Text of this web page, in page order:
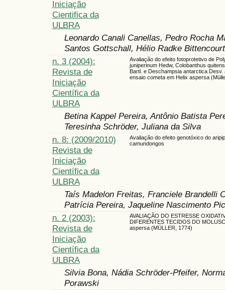
Iniciação
Cientifica da
ULBRA
Leonardo Canali Canellas, Pedro Rocha
Santos Gottschall, Hélio Radke Bittencourt
n. 3 (2004):
Revista de
Iniciação
Científica da
ULBRA
Avaliação do efeito fotoprotetivo de
juniperinum Hedw, Colobanthus
Bartl. e Deschampsia antarctica Desv.
ensaio cometa em Helix aspersa
Betina Kappel Pereira, Antônio Batista
Teresinha Schröder, Juliana da Silva
n. 8: (2009/2010)
Revista de
Iniciação
Científica da
ULBRA
Avaliação do efeito genotóxico do
camundongos
Taís Madelon Freitas, Franciele Brandelli
Patrícia Pereira, Jaqueline Nascimento
n. 2 (2003):
Revista de
Iniciação
Científica da
ULBRA
AVALIAÇÃO DO ESTRESSE
DIFERENTES TECIDOS DO
aspersa (MÜLLER, 1774)
Silvia Bona, Nádia Schröder-Pfeifer,
Porawski